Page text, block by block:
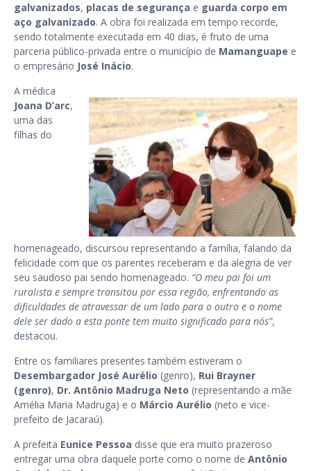
galvanizados, placas de segurança e guarda corpo em
aço galvanizado. A obra foi realizada em tempo recorde,
sendo totalmente executada em 40 dias, é fruto de uma
parceria público-privada entre o município de Mamanguape e
o empresário José Inácio.
A médica
Joana D’arc,
uma das
filhas do
homenageado, discursou representando a família, falando da
felicidade com que os parentes receberam e da alegria de ver
seu saudoso pai sendo homenageado. “O meu pai foi um
ruralista e sempre transitou por essa região, enfrentando as
dificuldades de atravessar de um lado para o outro e o nome
dele ser dado a esta ponte tem muito significado para nós”,
destacou.
Entre os familiares presentes também estiveram o
Desembargador José Aurélio (genro), Rui Brayner
(genro), Dr. Antônio Madruga Neto (representando a mãe
Amélia Maria Madruga) e o Márcio Aurélio (neto e vice-
prefeito de Jacaraú).
A prefeita Eunice Pessoa disse que era muito prazeroso
entregar uma obra daquele porte como o nome de Antônio